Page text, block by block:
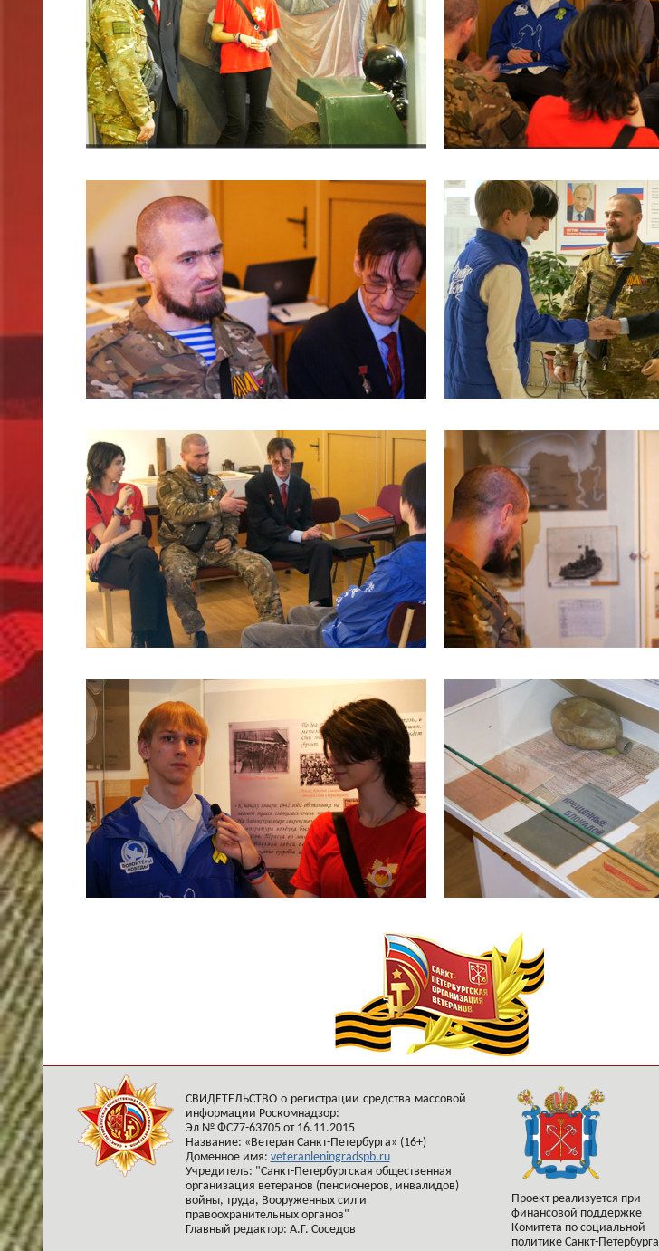
СВИДЕТЕЛЬСТВО о регистрации средства массовой
информации Роскомнадзор:
Эл № ФС77-63705 от 16.11.2015
Название: «Ветеран Санкт-Петербурга» (16+)
Доменное имя: veteranleningradspb.ru
Учредитель: "Санкт-Петербургская общественная
организация ветеранов (пенсионеров, инвалидов)
войны, труда, Вооруженных сил и
правоохранительных органов"
Главный редактор: А.Г. Соседов
Проект реализуется при
финансовой поддержке
Комитета по социальной
политике Санкт-Петербурга